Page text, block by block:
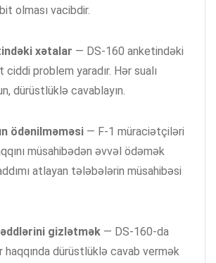
olması vacibdir.
xətalar — DS-160 anketindəki
ciddi problem yaradır. Hər sualı
dürüstlüklə cavablayın.
ödənilməməsi — F-1 müraciətçiləri
müsahibədən əvvəl ödəmək
atlayan tələbələrin müsahibəsi
gizlətmək — DS-160-da
dürüstlüklə cavab vermək